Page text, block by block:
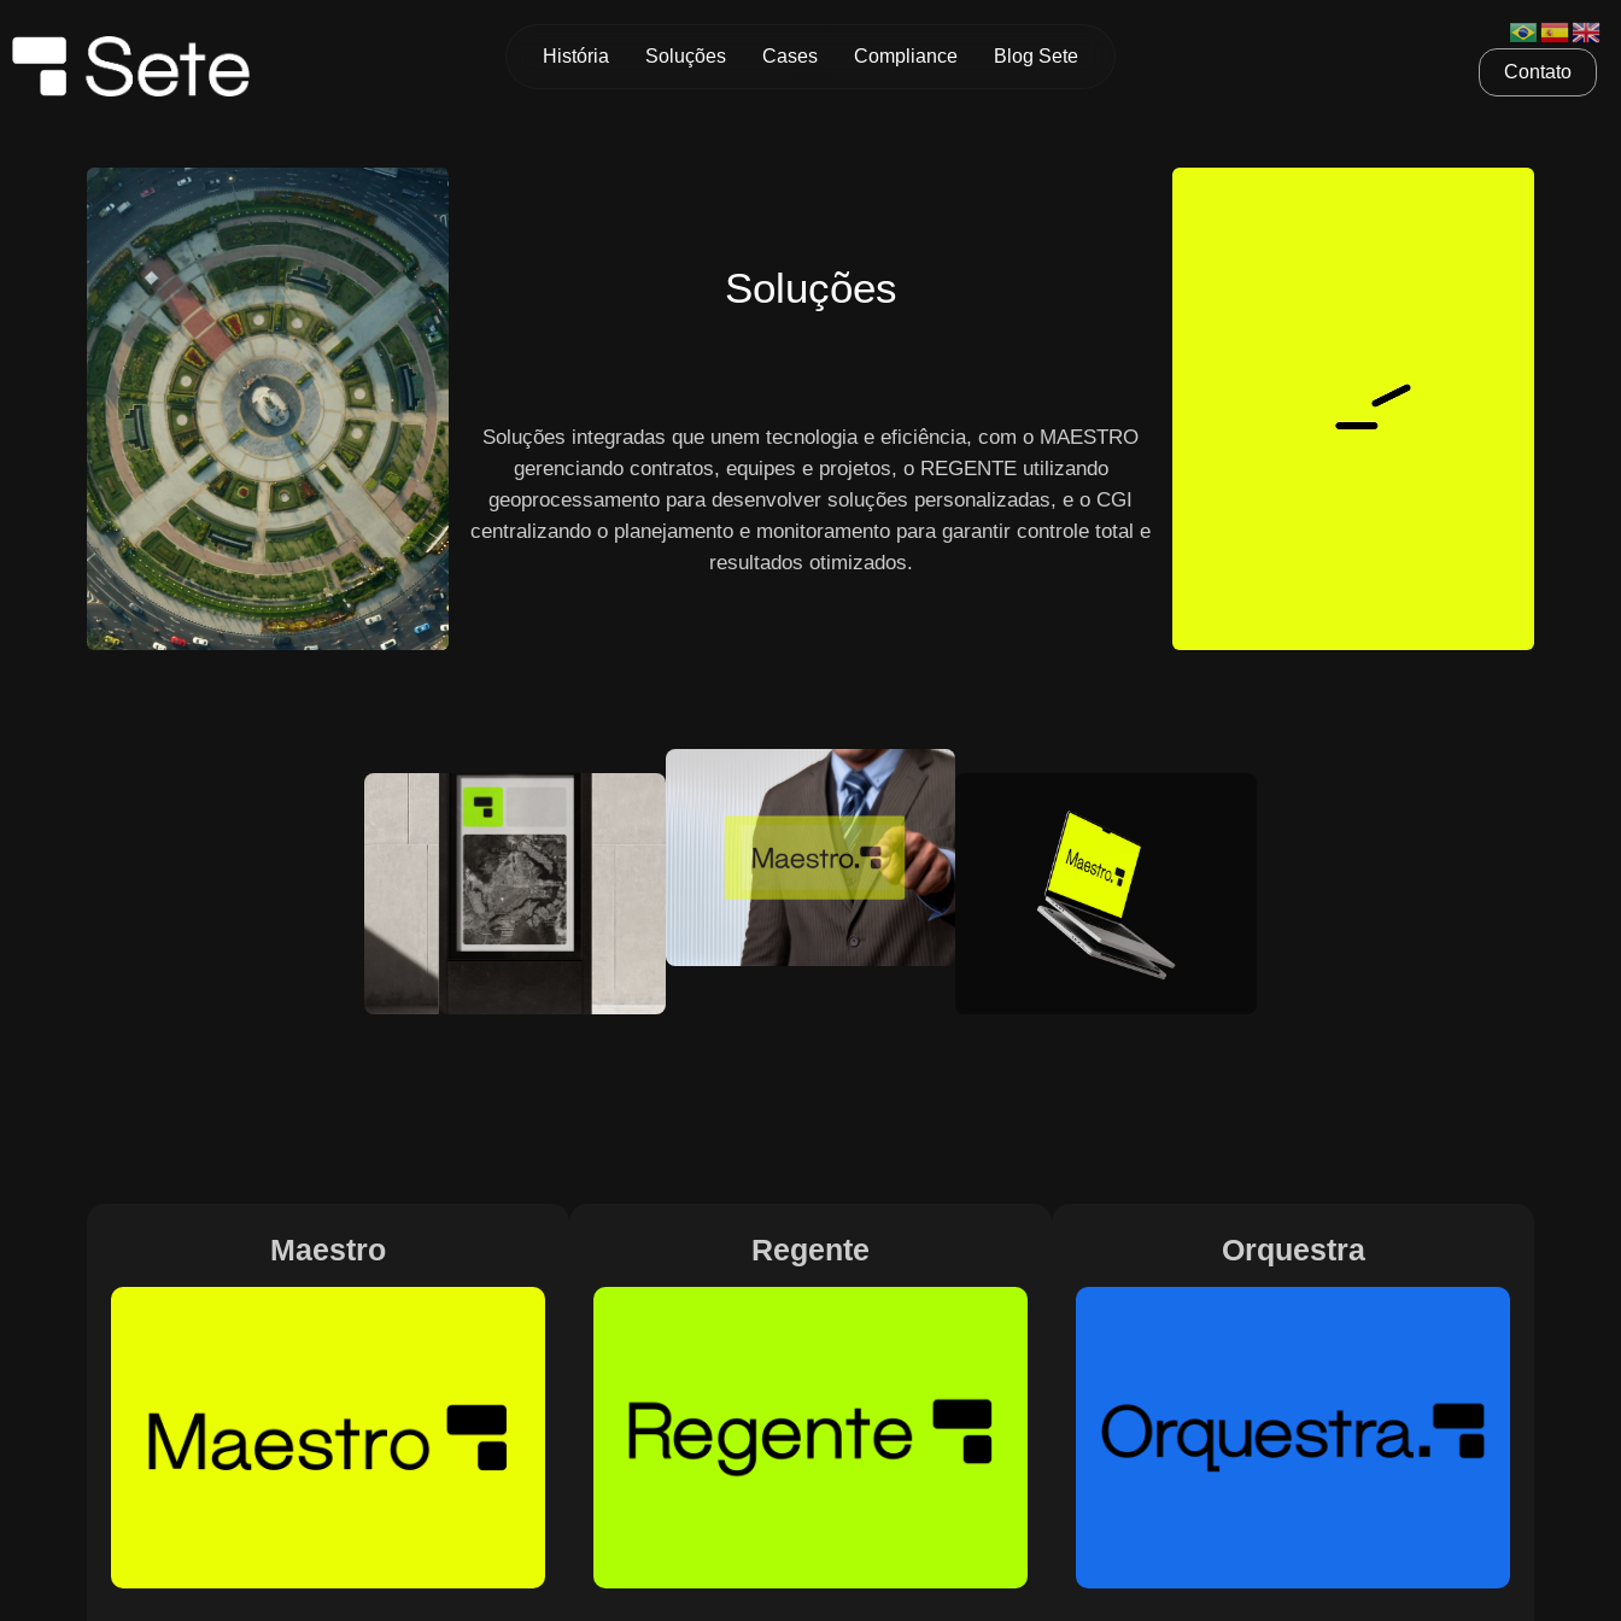
História Soluções Cases Compliance Blog Sete
Contato
Soluções
Soluções integradas que unem tecnologia e eficiência, com o MAESTRO
gerenciando contratos, equipes e projetos, o REGENTE utilizando
geoprocessamento para desenvolver soluções personalizadas, e o CGI
centralizando o planejamento e monitoramento para garantir controle total e
resultados otimizados.
Maestro Regente Orquestra